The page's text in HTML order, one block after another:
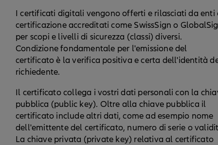
I certificati digitali vengono offerti e rilasciati da enti
certificazione accreditati come SwissSign o
per scopi e livelli di sicurezza (classi) diversi.
Condizione fondamentale per l'emissione del
certificato è la verifica positiva e certa dell'identità
richiedente.
Il certificato collega i vostri dati personali con la
pubblica (public key). Oltre alla chiave pubblica il
certificato include altri dati, come ad esempio nome
dell'emittente del certificato, numero di serie o
La chiave privata (private key) relativa al certificato